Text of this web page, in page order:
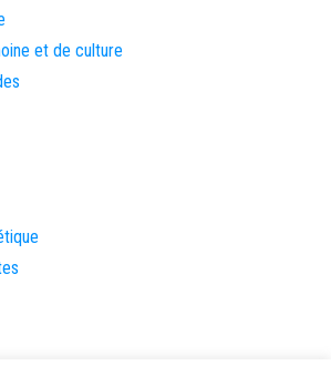
et de culture